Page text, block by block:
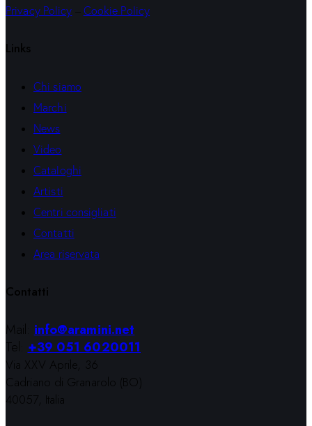
Privacy Policy Cookie Policy
Links
Chi siamo
Marchi
News
Video
Cataloghi
Artisti
Centri consigliati
Contatti
Area riservata
Contatti
Mail: info@aramini.net
Tel: +39 051 6020011
Via XXV Aprile, 36
Cadriano di Granarolo (BO)
40057, Italia